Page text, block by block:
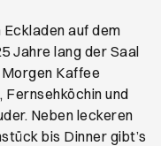
auf dem
Jahre lang der Saal
Kaffee
und
Neben leckeren
bis Dinner gibt’s